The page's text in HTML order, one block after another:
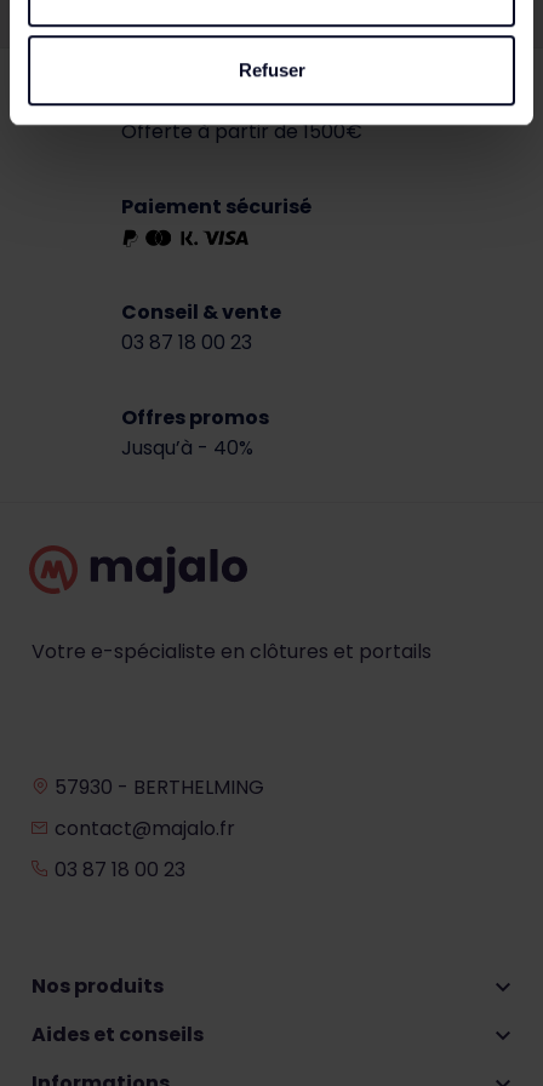
Refuser
Livraison partout en France
Offerte à partir de 1500€
Paiement sécurisé
Conseil & vente
03 87 18 00 23
Offres promos
Jusqu’à - 40%
Votre e-spécialiste en clôtures et portails
57930 - BERTHELMING
contact@majalo.fr
03 87 18 00 23
Nos produits 
Aides et conseils 